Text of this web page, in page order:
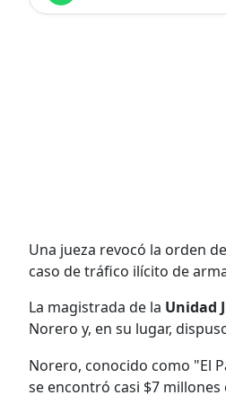
Una jueza revocó la orden de
caso de tráfico ilícito de
La magistrada de la Unidad
Norero y, en su lugar,
Norero, conocido como "El
se encontró casi $7